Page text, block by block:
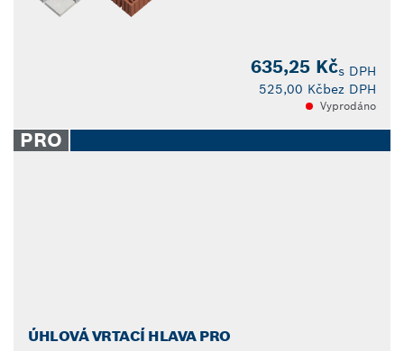
635,25 Kčs DPH
525,00 Kčbez DPH
Vyprodáno
PRO
ÚHLOVÁ VRTACÍ HLAVA PRO